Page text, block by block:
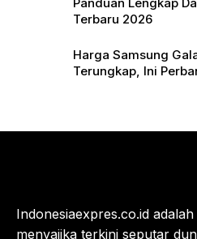
Terbaru 2026
Harga Samsung
Terungkap, Ini
Indonesiaexpres.co.id
menyajika terkini seputar